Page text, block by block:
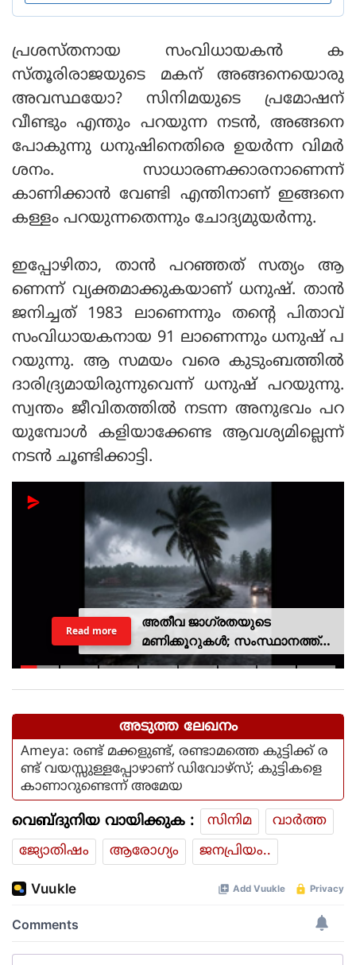
പ്രശസ്തനായ സംവിധായകൻ ക
സ്തൂരിരാജയുടെ മകന് അങ്ങനെയൊരു
അവസ്ഥയോ? സിനിമയുടെ പ്രമോഷന്
വീണ്ടും എന്തും പറയുന്ന നടൻ, അങ്ങനെ
പോകുന്നു ധനുഷിനെതിരെ ഉയർന്ന വിമർ
ശനം. സാധാരണക്കാരനാണെന്ന്
കാണിക്കാൻ വേണ്ടി എന്തിനാണ് ഇങ്ങനെ
കള്ളം പറയുന്നതെന്നും ചോദ്യമുയർന്നു.
ഇപ്പോഴിതാ, താൻ പറഞ്ഞത് സത്യം ആ
ണെന്ന് വ്യക്തമാക്കുകയാണ് ധനുഷ്. താൻ
ജനിച്ചത് 1983 ലാണെന്നും തന്റെ പിതാവ്
സംവിധായകനായ 91 ലാണെന്നും ധനുഷ് പ
റയുന്നു. ആ സമയം വരെ കുടുംബത്തിൽ
ദാരിദ്ര്യമായിരുന്നുവെന്ന് ധനുഷ് പറയുന്നു.
സ്വന്തം ജീവിതത്തിൽ നടന്ന അനുഭവം പറ
യുമ്പോൾ കളിയാക്കേണ്ട ആവശ്യമില്ലെന്ന്
നടൻ ചൂണ്ടിക്കാട്ടി.
അതീവ ജാഗ്രതയുടെ
മണിക്കൂറുകൾ; സംസ്ഥാനത്ത്
റെഡ് അലർട്ട്, ശക്തമായ
Read more
അടുത്ത ലേഖനം
Ameya: രണ്ട് മക്കളുണ്ട്, രണ്ടാമത്തെ കുട്ടിക്ക് ര
ണ്ട് വയസ്സുള്ളപ്പോഴാണ് ഡിവോഴ്സ്; കുട്ടികളെ
കാണാറുണ്ടെന്ന് അമേയ
വെബ്ദുനിയ വായിക്കുക : സിനിമ
വാര്‍ത്ത
ജ്യോതിഷം
ആരോഗ്യം ജനപ്രിയം..